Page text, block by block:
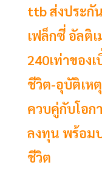
ttb ส่งประกั
เฟล็กซี่ อัลติ
240เท่าของ
ชีวิต-อุบัติเห
ควบคู่กับโอก
ลงทุน พร้อม
ชีวิต